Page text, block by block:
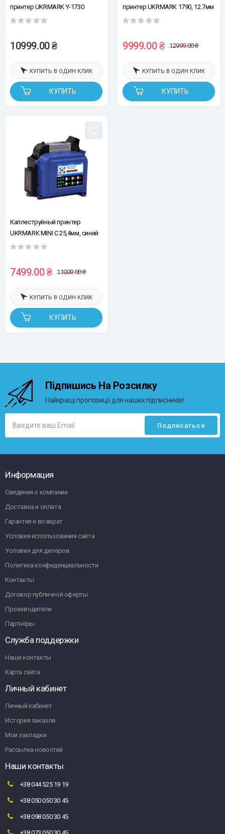
принтер UKRMARK Y-1730
12.7мм (без картриджа, без
автоматической печати на
конвейере)
10999.00 ₴
КУПИТЬ
КУПИТЬ В ОДИН КЛИК
принтер UKRMARK 1790, 12.7мм
(без картриджа), для
поверхностей
9999.00 ₴ 12999.00 ₴
КУПИТЬ
КУПИТЬ В ОДИН КЛИК
Каплеструйный принтер
UKRMARK MINI C 25,4мм, синий
7499.00 ₴ 11000.00 ₴
КУПИТЬ
КУПИТЬ В ОДИН КЛИК
Підпишись На Розсилку
Найкращі пропозиції для наших підписників!
Информация
Сведения о компании
Доставка и оплата
Гарантия и возврат
Условия использования сайта
Условия для дилеров
Политика конфиденциальности
Контакты
Договор публичной оферты.
Производители
Партнёры
Служба поддержки
Наши контакты
Карта сайта
Личный кабинет
Личный кабинет
История заказов
Мои закладки
Рассылка новостей
Наши контакты
+38 044 525 19 19
+38 050 050 30 45
+38 098 050 30 45